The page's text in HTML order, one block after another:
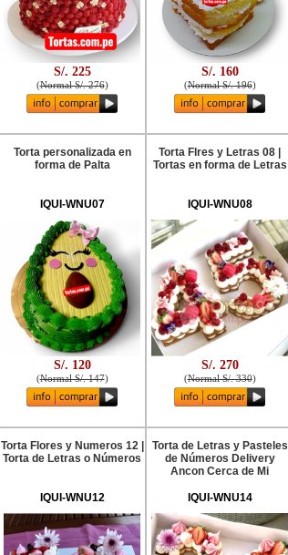
S/. 225
(Normal S/. 276)
S/. 160
(Normal S/. 196)
Torta personalizada en
forma de Palta
IQUI-WNU07
S/. 120
(Normal S/. 147)
Torta Flres y Letras 08 |
Tortas en forma de Letras
IQUI-WNU08
S/. 270
(Normal S/. 330)
Torta Flores y Numeros 12 |
Torta de Letras o Números
IQUI-WNU12
Torta de Letras y Pasteles
de Números Delivery
Ancon Cerca de Mi
IQUI-WNU14